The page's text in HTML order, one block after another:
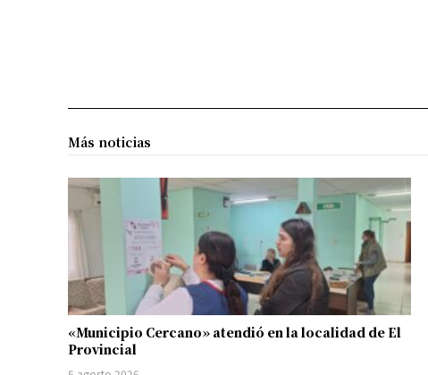
Más noticias
«Municipio Cercano» atendió en la localidad de El
Provincial